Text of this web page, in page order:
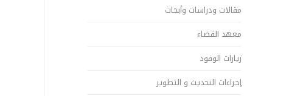
مقالات ودراسات وأبحاث
معهد القضاء
زيارات الوفود
إجراءات التحديث و التطوير